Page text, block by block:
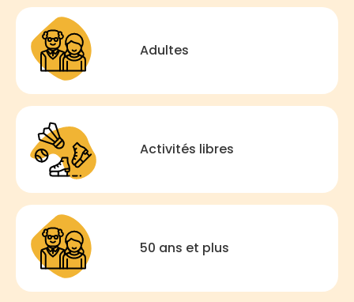
Adultes
Activités libres
50 ans et plus